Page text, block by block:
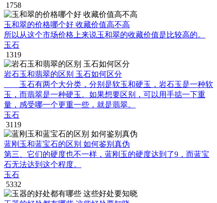
1758
玉和翠的价格哪个好 收藏价值高不高
所以从这个市场价格上来说玉和翠的收藏价值是比较高的。
玉石
1319
岩石玉和翡翠的区别 玉石如何区分
玉石有两个大分类，分别是软玉和硬玉，岩石玉是一种软
玉，而翡翠是一种硬玉。如果想要区别，可以用手掂一下重
量，感受哪一个更重一些，就是翡翠。
玉石
3119
蓝刚玉和蓝宝石的区别 如何鉴别真伪
第三、它们的硬度也不一样，蓝刚玉的硬度达到了9，而蓝宝
石无法达到这个程度。
玉石
5332